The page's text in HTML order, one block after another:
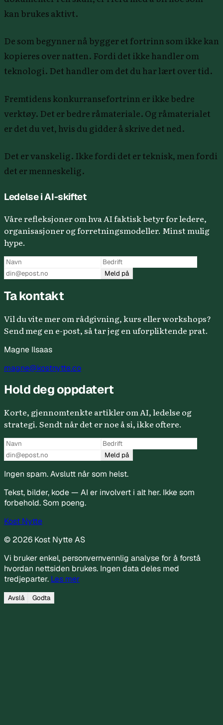
kan brukes aktivt.
De som begynner nå bygger et fortrinn som ikke kan
kopieres over natten. Fordi det ikke handler om
teknologi. Det handler om det du har lært over tid.
Fremtidens konkurransefortrinn er ikke bedre
verktøy. Det er bedre råmateriale. Og råmaterialet
er det du vet, hvis du gidder å skrive det ned.
Det er vanskelig. Ikke fordi det er teknisk, men fordi
det er menneskelig.
Ledelse i AI-skiftet
Våre refleksjoner om hva AI faktisk betyr for ledere,
organisasjoner og forretningsmodeller. Minst mulig
hype.
Meld på
Ta kontakt
Vil du vite mer om rådgivning, kurs eller workshops?
Send meg en e-post, så tar jeg en uforpliktende prat.
Magne Ilsaas
magne@kostnytte.co
Hold deg oppdatert
Korte, gjennomtenkte artikler om AI, ledelse og
strategi. Sendt når det er noe å si, ikke oftere.
Meld på
Ingen spam. Avslutt når som helst.
Tekst, bilder, kode — AI er involvert i alt her. Ikke som
forbehold. Som poeng.
Kost Nytte
© 2026 Kost Nytte AS
Vi bruker enkel, personvernvennlig analyse for å forstå
hvordan nettsiden brukes. Ingen data deles med
tredjeparter. Les mer
Avslå Godta